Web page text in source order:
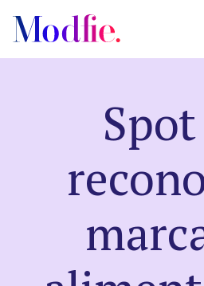
Castings
Sobre
Preguntas